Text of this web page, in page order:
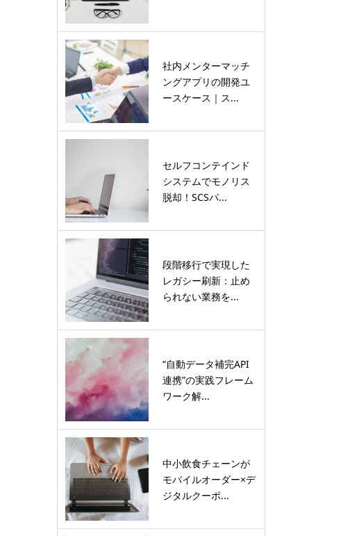
社内メンターマッチ
ングアプリの開発ユ
ースケース｜ス...
セルフコンテインド
システムでモノリス
脱却！SCSパ...
段階移行で実現した
レガシー刷新：止め
られない業務を...
“自動データ補完API
連携”の実践フレーム
ワーク解...
中小飲食チェーンが
モバイルオーダー×デ
ジタルクーポ...